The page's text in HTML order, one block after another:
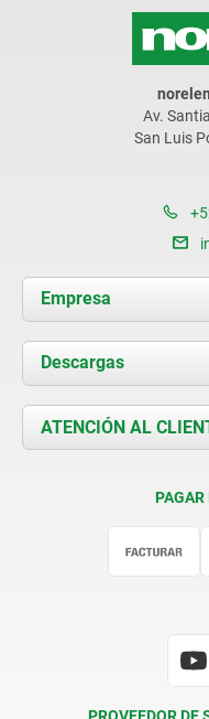
Av.
San Luis
Empresa
Acerca de nosotros
Novedades
Contacto
Descargas
Documents
ATENCIÓN AL
PAGAR